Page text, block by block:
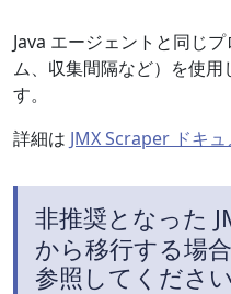
Java エージェントと同じ
ム、収集間隔など）を使用
す。
詳細は JMX Scraper ドキュ
非推奨となった
から移行する場合
参照してください